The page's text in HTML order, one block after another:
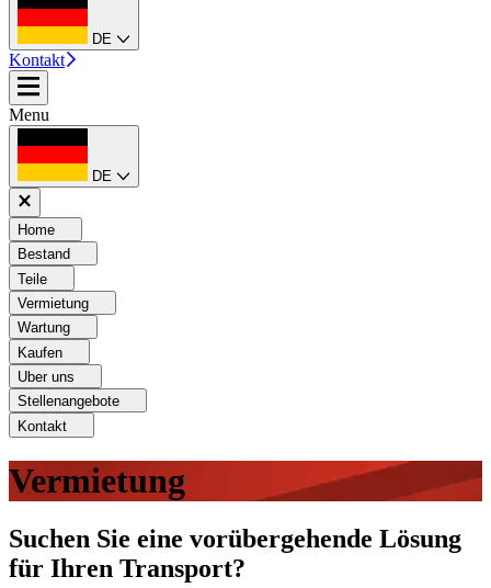
DE
Kontakt
Menu
DE
Home
Bestand
Teile
Vermietung
Wartung
Kaufen
Uber uns
Stellenangebote
Kontakt
Vermietung
Suchen Sie eine vorübergehende Lösung
für Ihren Transport?